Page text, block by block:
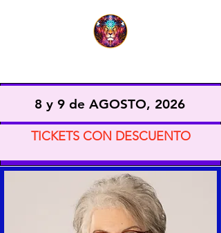
8 y 9 de AGOSTO, 2026
TICKETS CON DESCUENTO